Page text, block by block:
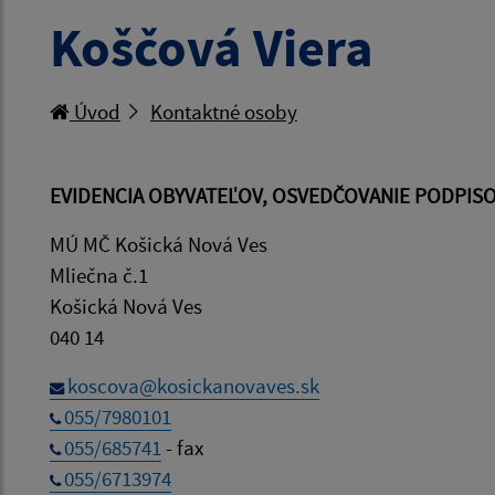
Koščová Viera
Úvod Kontaktné osoby
EVIDENCIA OBYVATEĽOV, OSVEDČOVANIE
MÚ MČ Košická Nová Ves
Mliečna č.1
Košická Nová Ves
040 14
koscova@kosickanovaves.sk
055/7980101
055/685741- fax
055/6713974